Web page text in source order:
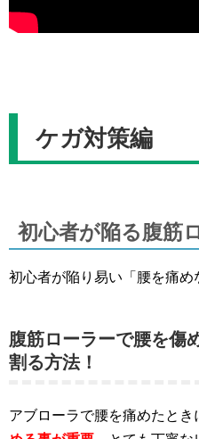
ケガ対策編
初心者が陥る腹筋
初心者が陥り易い「腰を痛め
腹筋ローラーで腰を傷
割る方法！
アブローラで腰を痛めたとき